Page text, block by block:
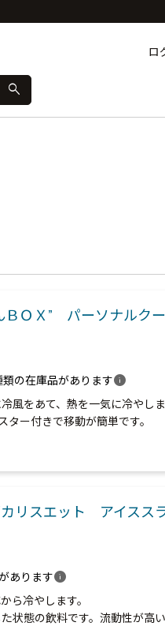
ロ
search
ＯＸ” パーソナルク
類の在庫品がありますinfo
風をあて、熱を一気に冷やしま
ター付きで移動が簡単です。
リスエット アイスス
ありますinfo
ら冷やします。
状態の飲料です。流動性が高